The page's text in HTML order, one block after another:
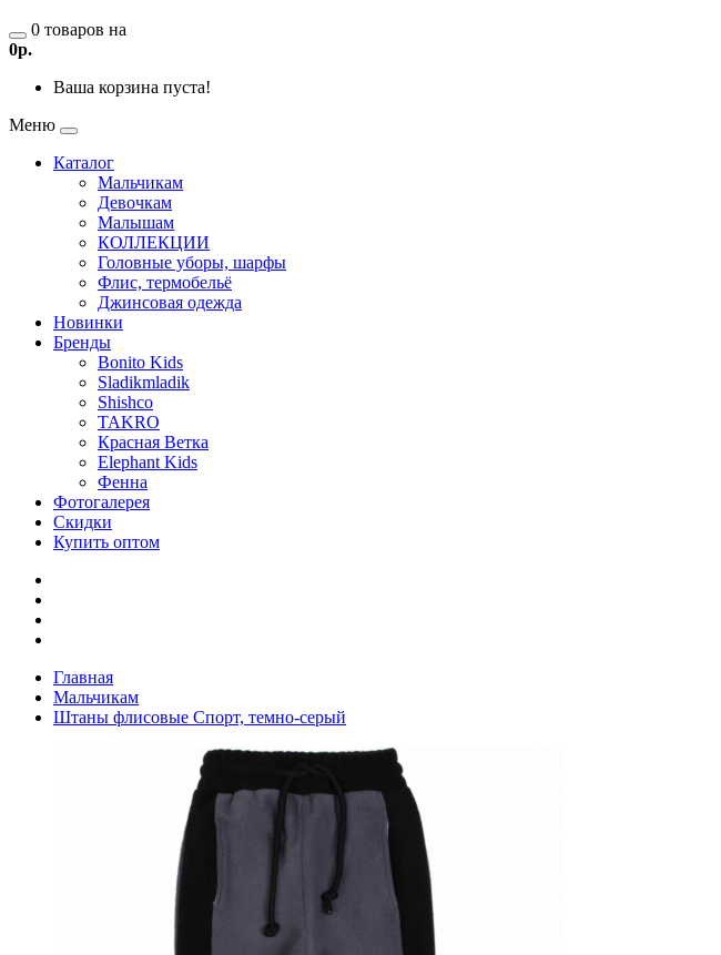
0 товаров на
0р.
Ваша корзина пуста!
Меню
Каталог
Мальчикам
Девочкам
Малышам
КОЛЛЕКЦИИ
Головные уборы, шарфы
Флис, термобельё
Джинсовая одежда
Новинки
Бренды
Bonito Kids
Sladikmladik
Shishco
TAKRO
Красная Ветка
Elephant Kids
Фенна
Фотогалерея
Скидки
Купить оптом
Главная
Мальчикам
Штаны флисовые Спорт, темно-серый